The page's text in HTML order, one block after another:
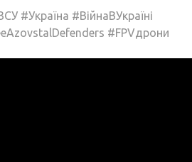
#Україна #ВійнаВУкраїні
#FPVдрони